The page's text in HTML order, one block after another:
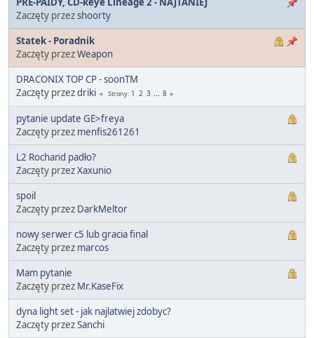
Zaczęty przezshoorty
Statek - Poradnik
Zaczęty przezWeapon
DRACONIX TOP CP - soonTM
Zaczęty przezdriki Strony 1 2 3 ... 8
pytanie update GE>freya
Zaczęty przez menfis261261
L2 Rochand padło?
Zaczęty przezXaxunio
spoil
Zaczęty przez DarkMeltor
nowy serwer c5 lub gracia final
Zaczęty przez marcos
Mam pytanie
Zaczęty przez Mr.KaseFix
dyna light set - jak najlatwiej zdobyc?
Zaczęty przezSanchi